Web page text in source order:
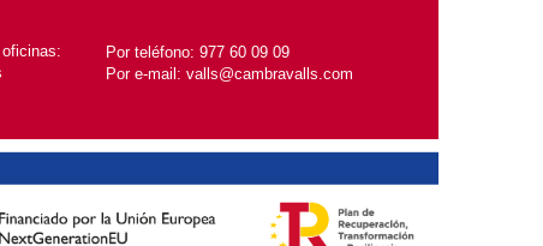
Por teléfono: 977 60 09 09
Por e-mail: valls@cambravalls.com